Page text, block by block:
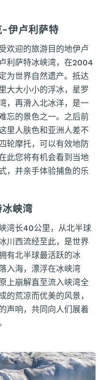
-伊卢利萨特
欢迎的旅游目的地伊卢
利萨特冰峡湾，在2004
为世界自然遗产。抵达
大大小小的浮冰，星罗
，再滑入北冰洋，是一
忘的景色之一。之后前
里人肤色和亚洲人差不
轮摩托，可以有效地防
此您将有机会看到当地
，并亲手体验捕鱼的乐
峡湾
湾长40公里，从北半球
川西流经至此，是世界
有北半球最活跃的冰
入海，漂浮在冰峡湾
上崩解直至流入峡湾全
的荒凉而优美的风景，
声响，共同向人们展着